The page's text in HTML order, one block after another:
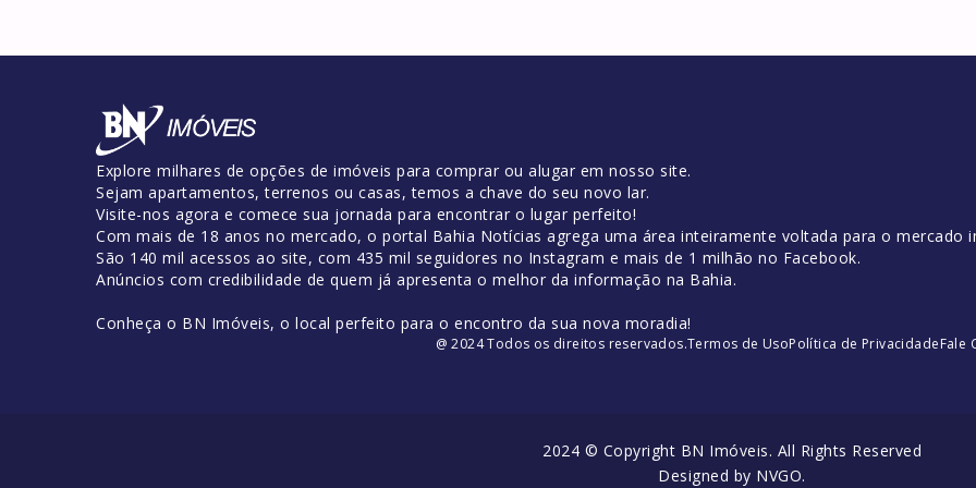
Explore milhares de opções de imóveis para comprar ou alugar em nosso site.
Sejam apartamentos, terrenos ou casas, temos a chave do seu novo lar.
Visite-nos agora e comece sua jornada para encontrar o lugar perfeito!
Com mais de 18 anos no mercado, o portal Bahia Notícias agrega uma área inteiramente voltada para o mercado
São 140 mil acessos ao site, com 435 mil seguidores no Instagram e mais de 1 milhão no Facebook.
Anúncios com credibilidade de quem já apresenta o melhor da informação na Bahia.
Conheça o BN Imóveis, o local perfeito para o encontro da sua nova moradia!
@ 2024 Todos os direitos reservados.Termos de UsoPolítica de PrivacidadeFale
2024 © Copyright BN Imóveis. All Rights Reserved
Designed by NVGO.